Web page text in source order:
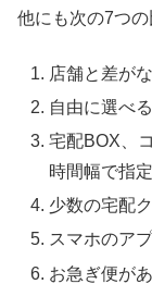
他にも次の7つの
店舗と差が
自由に選べ
宅配BOX、
時間幅で指
少数の宅配
スマホのア
お急ぎ便が